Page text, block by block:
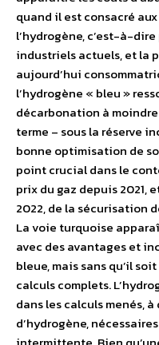
quand il est consacré
l’hydrogène, c’est-à-
industriels actuels, et la
aujourd’hui
l’hydrogène « bleu »
décarbonation à
terme – sous la réserve
bonne optimisation de
point crucial dans le
prix du gaz depuis 2021,
2022, de la sécurisation
La voie turquoise
avec des avantages et
bleue, mais sans qu’il
calculs complets.
dans les calculs menés,
d’hydrogène,